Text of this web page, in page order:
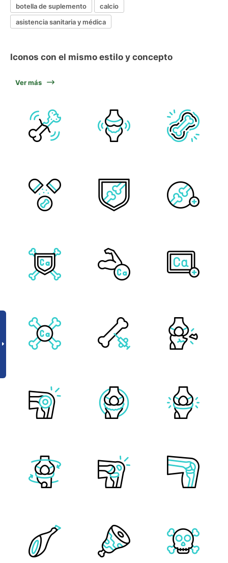
botella de suplemento
calcio
asistencia sanitaria y médica
Iconos con el mismo estilo y concepto
Ver más